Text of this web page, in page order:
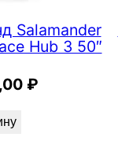
Salamander
Hub 3 50″
₽